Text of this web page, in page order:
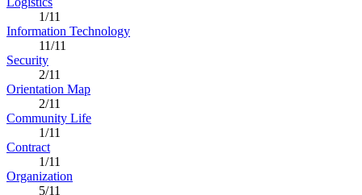
1/11
Information Technology
11/11
Security
2/11
Orientation Map
2/11
Community Life
1/11
Contract
1/11
Organization
5/11